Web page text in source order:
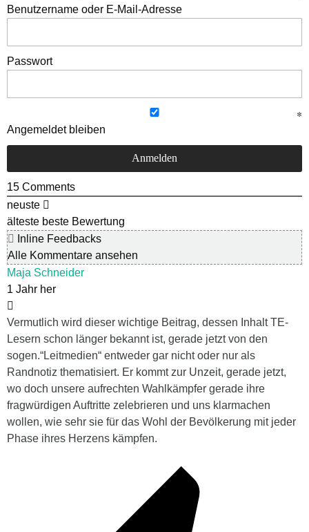
Benutzername oder E-Mail-Adresse
Passwort
Angemeldet bleiben
15 Comments
neuste
älteste beste Bewertung
Inline Feedbacks
Alle Kommentare ansehen
Maja Schneider
1 Jahr her
Vermutlich wird dieser wichtige Beitrag, dessen Inhalt TE-
Lesern schon länger bekannt ist, gerade jetzt von den
sogen.“Leitmedien“ entweder gar nicht oder nur als
Randnotiz thematisiert. Er kommt zur Unzeit, gerade jetzt,
wo doch unsere aufrechten Wahlkämpfer gerade ihre
fragwürdigen Auftritte zelebrieren und uns klarmachen
wollen, wie sehr sie für das Wohl der Bevölkerung mit jeder
Phase ihres Herzens kämpfen.